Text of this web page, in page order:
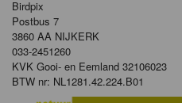
Birdpix
Postbus 7
3860 AA NIJKERK
033-2451260
KVK Gooi- en Eemland 32106023
BTW nr: NL1281.42.224.B01